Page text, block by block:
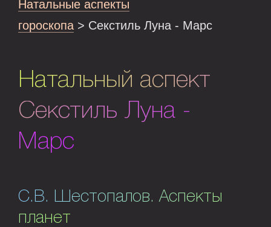
Натальные аспекты
гороскопа > Секстиль Луна - Марс
Натальный аспект
Секстиль Луна -
Марс
С.В. Шестопалов. Аспекты
планет